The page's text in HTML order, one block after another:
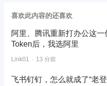
喜欢此内容的还喜欢
阿里、腾讯重新打办公这
Token后，我选阿里
Link01 13 分前
飞书钉钉，怎么就成了“老登